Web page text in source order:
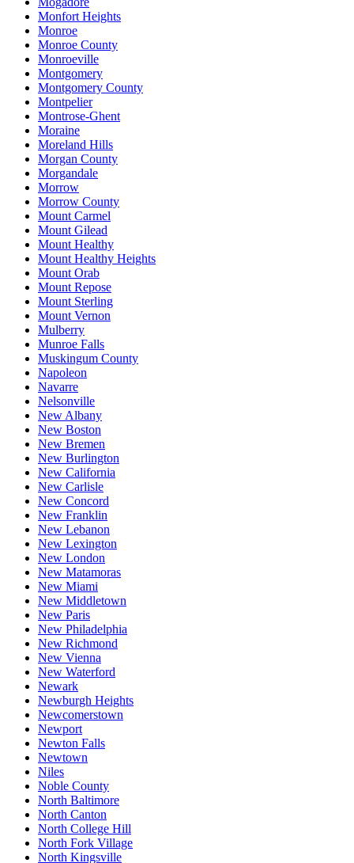
Monfort Heights
Monroe
Monroe County
Monroeville
Montgomery
Montgomery County
Montpelier
Montrose-Ghent
Moraine
Moreland Hills
Morgan County
Morgandale
Morrow
Morrow County
Mount Carmel
Mount Gilead
Mount Healthy
Mount Healthy Heights
Mount Orab
Mount Repose
Mount Sterling
Mount Vernon
Mulberry
Munroe Falls
Muskingum County
Napoleon
Navarre
Nelsonville
New Albany
New Boston
New Bremen
New Burlington
New California
New Carlisle
New Concord
New Franklin
New Lebanon
New Lexington
New London
New Matamoras
New Miami
New Middletown
New Paris
New Philadelphia
New Richmond
New Vienna
New Waterford
Newark
Newburgh Heights
Newcomerstown
Newport
Newton Falls
Newtown
Niles
Noble County
North Baltimore
North Canton
North College Hill
North Fork Village
North Kingsville